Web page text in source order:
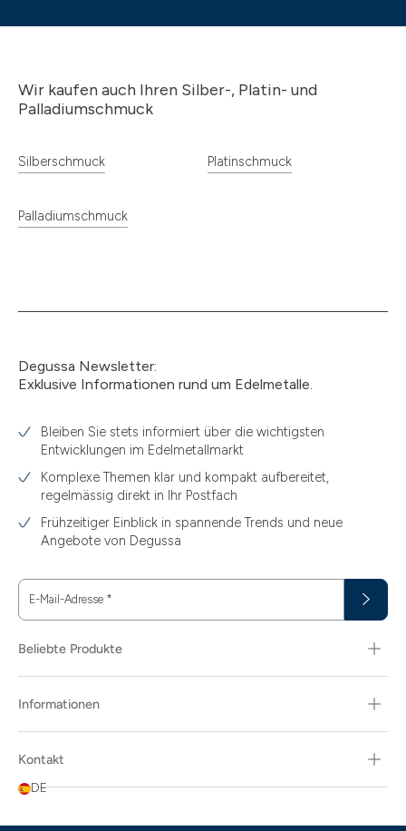
Wir kaufen auch Ihren Silber-, Platin- und
Palladiumschmuck
Silberschmuck Platinschmuck
Palladiumschmuck
Degussa Newsletter:
Exklusive Informationen rund um Edelmetalle.
Bleiben Sie stets informiert über die wichtigsten
Entwicklungen im Edelmetallmarkt
Komplexe Themen klar und kompakt aufbereitet,
regelmässig direkt in Ihr Postfach
Frühzeitiger Einblick in spannende Trends und neue
Angebote von Degussa
E-Mail-Adresse *
Beliebte Produkte
Informationen
Kontakt
DE